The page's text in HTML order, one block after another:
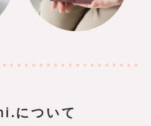
について